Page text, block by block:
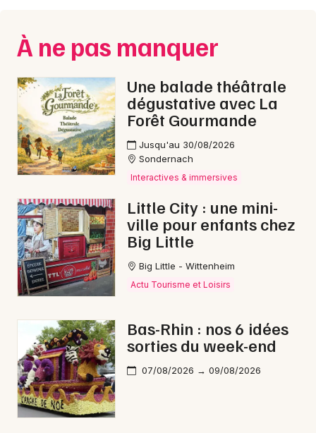
À ne pas manquer
Une balade théâtrale
dégustative avec La
Forêt Gourmande
Jusqu'au 30/08/2026
Sondernach
Interactives & immersives
Little City : une mini-
ville pour enfants chez
Big Little
Big Little - Wittenheim
Actu Tourisme et Loisirs
Bas-Rhin : nos 6 idées
sorties du week-end
07/08/2026 → 09/08/2026